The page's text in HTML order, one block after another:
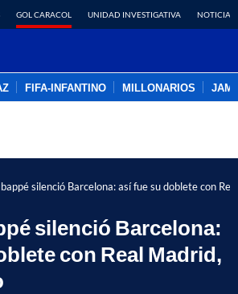
GOL CARACOL UNIDAD INVESTIGATIVA NOTICIAS
FIFA-INFANTINO MILLONARIOS
silenció Barcelona: así fue su doblete con
silenció Barcelona:
con Real Madrid,